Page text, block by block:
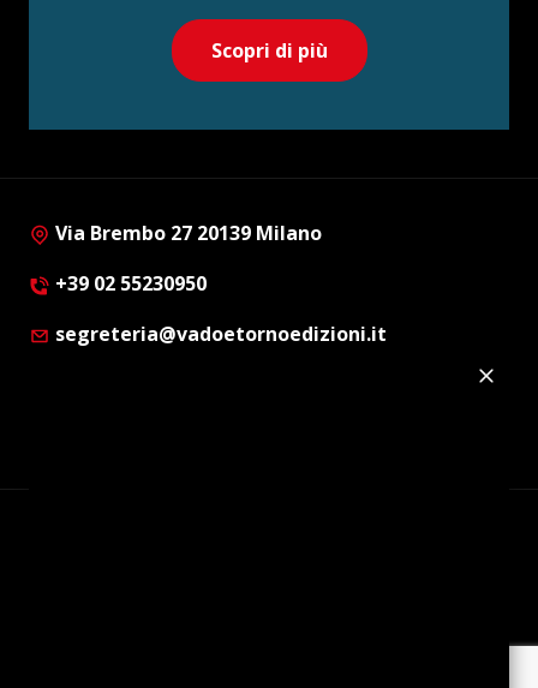
Scopri di più
Via Brembo 27 20139 Milano
+39 02 55230950
segreteria@vadoetornoedizioni.it